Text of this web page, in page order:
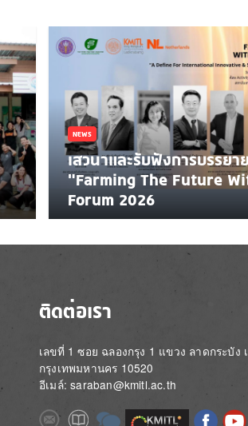
NEWS
เสวนาและรับฟังการบรรยา
"Farming The Future
Forum 2026
ติดต่อเรา
เลขที่ 1 ซอย ฉลองกรุง 1 แขวง ลาดกระบัง
กรุงเทพมหานคร 10520
อีเมล์: saraban@kmitl.ac.th
ImageImageImage Image Image